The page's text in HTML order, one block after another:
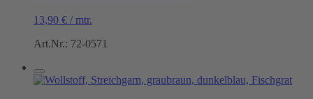
13,90 € / mtr.
Art.Nr.: 72-0571